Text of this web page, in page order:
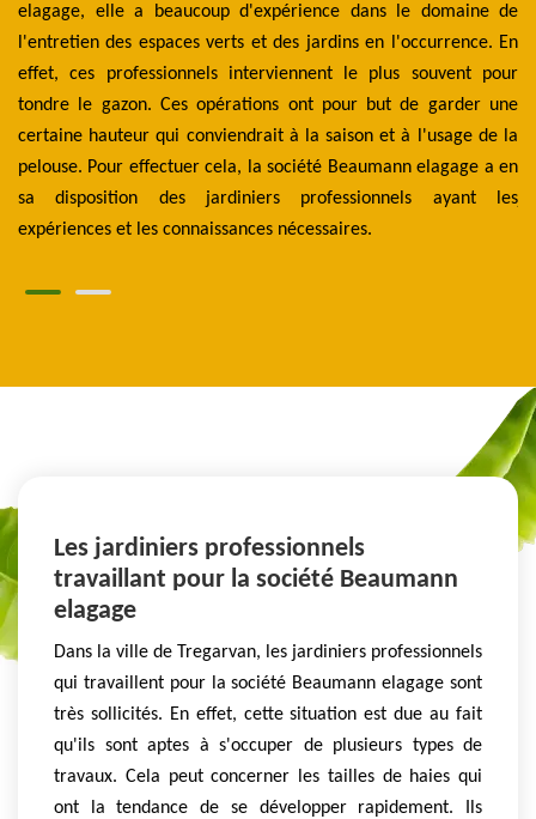
elagage, elle a beaucoup d'expérience dans le domaine de
l'entretien des espaces verts et des jardins en l'occurrence. En
effet, ces professionnels interviennent le plus souvent pour
tondre le gazon. Ces opérations ont pour but de garder une
certaine hauteur qui conviendrait à la saison et à l'usage de la
pelouse. Pour effectuer cela, la société Beaumann elagage a en
sa disposition des jardiniers professionnels ayant les
expériences et les connaissances nécessaires.
Les jardiniers professionnels
travaillant pour la société Beaumann
elagage
Dans la ville de Tregarvan, les jardiniers professionnels
qui travaillent pour la société Beaumann elagage sont
très sollicités. En effet, cette situation est due au fait
qu'ils sont aptes à s'occuper de plusieurs types de
travaux. Cela peut concerner les tailles de haies qui
ont la tendance de se développer rapidement. Ils